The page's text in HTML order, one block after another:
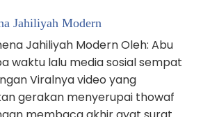
Jahiliyah Modern
Jahiliyah Modern Oleh: Abu
waktu lalu media sosial sempat
Viralnya video yang
gerakan menyerupai thowaf